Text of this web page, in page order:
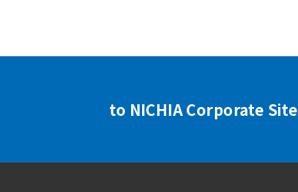
to NICHIA Corporate Site